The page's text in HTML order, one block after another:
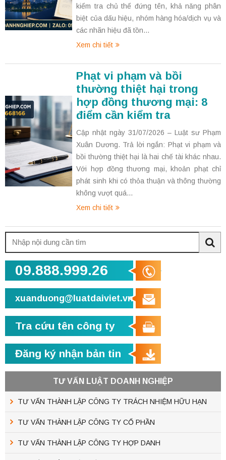
kiểm tra chủ thể đứng tên, khả năng phân
biệt của dấu hiệu, nhóm hàng hóa/dịch vụ và
các nhãn hiệu đã tồn...
Xem chi tiết
Phạt vi phạm và bồi
thường thiệt hại trong
hợp đồng thương mại: 8
điểm cần kiểm tra
Cập nhật ngày 31/07/2026 – Luật sư Phạm
Xuân Dương. Trả lời ngắn: Phạt vi phạm và
bồi thường thiệt hại là hai chế tài khác nhau.
Với hợp đồng thương mại, khoản phạt chỉ
phát sinh khi có thỏa thuận và thông thường
không vượt quá...
Xem chi tiết
kiếm:
09.888.999.26
xuanduong@luatdaiviet.vn
Tra cứu tên công ty
Đăng ký nhận bản tin
TƯ VẤN LUẬT DOANH NGHIỆP
TƯ VẤN THÀNH LẬP CÔNG TY TRÁCH NHIỆM HỮU HẠN
TƯ VẤN THÀNH LẬP CÔNG TY CỔ PHẦN
TƯ VẤN THÀNH LẬP CÔNG TY HỢP DANH